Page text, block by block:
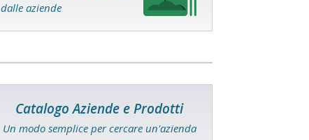
dalle aziende
Catalogo Aziende e Prodotti
Un modo semplice per cercare un'azienda